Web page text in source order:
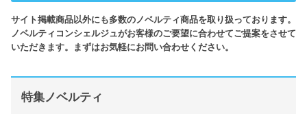
サイト掲載商品以外にも多数のノベルティ商品を取り扱っております。
ノベルティコンシェルジュがお客様のご要望に合わせてご提案をさせて
いただきます。まずはお気軽にお問い合わせください。
特集ノベルティ